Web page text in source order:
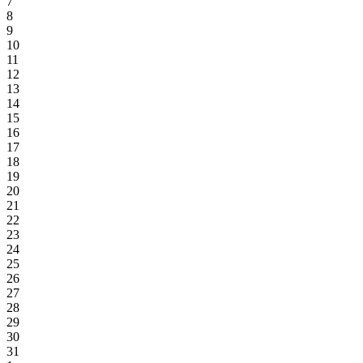
8
9
10
11
12
13
14
15
16
17
18
19
20
21
22
23
24
25
26
27
28
29
30
31